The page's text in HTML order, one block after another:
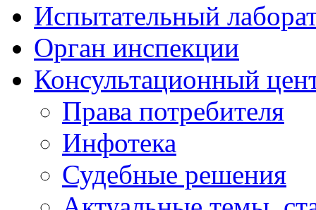
Испытательный
Орган инспекции
Консультационный
Права потребителя
Инфотека
Судебные решения